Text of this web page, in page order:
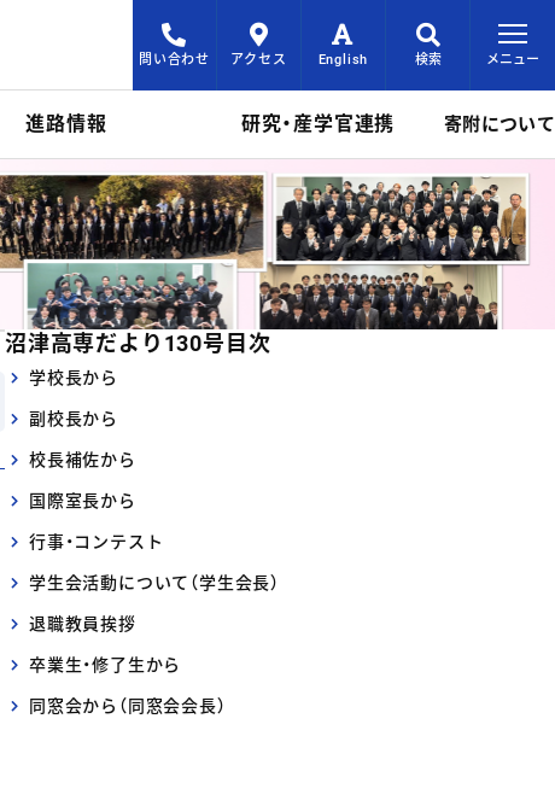
問い合わせ アクセス English 検索 メニュー
進路情報 研究・産学官連携 寄附について
目次をスキップ
沼津高専だより130号目次
学校長から
副校長から
校長補佐から
国際室長から
行事・コンテスト
学生会活動について（学生会長）
退職教員挨拶
卒業生・修了生から
同窓会から（同窓会会長）